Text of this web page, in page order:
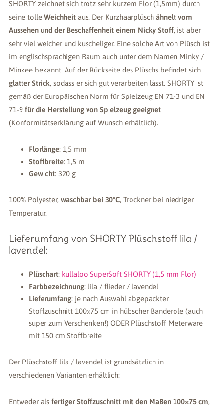
SHORTY zeichnet sich trotz sehr kurzem Flor (1,5mm) durch
seine tolle Weichheitaus. Der Kurzhaarplüschähnelt vom
Aussehen und der Beschaffenheit einem Nicky Stoff, ist aber
sehr viel weicher und kuscheliger. Eine solche Art von Plüsch ist
im englischsprachigen Raum auch unter dem Namen Minky /
Minkee bekannt. Auf der Rückseite des Plüschs befindet sich
glatter Strick, sodass er sich gut verarbeiten lässt. SHORTY ist
gemäß der Europäischen Norm für Spielzeug EN 71-3 und EN
71-9 für die Herstellung von Spielzeug geeignet
(Konformitätserklärung auf Wunsch erhältlich).
Florlänge: 1,5 mm
Stoffbreite: 1,5 m
Gewicht: 320 g
100% Polyester, waschbar bei 30°C, Trockner bei niedriger
Temperatur.
Lieferumfang von SHORTY Plüschstoff lila /
lavendel:
Plüschart: kullaloo SuperSoft SHORTY (1,5 mm Flor)
Farbbezeichnung: lila / flieder / lavendel
Lieferumfang: je nach Auswahl abgepackter
Stoffzuschnitt 100×75 cm in hübscher Banderole (auch
super zum Verschenken!) ODER Plüschstoff Meterware
mit 150 cm Stoffbreite
Der Plüschstoff lila / lavendel ist grundsätzlich in
verschiedenen Varianten erhältlich:
Entweder als fertiger Stoffzuschnitt mit den Maßen 100×75 cm,